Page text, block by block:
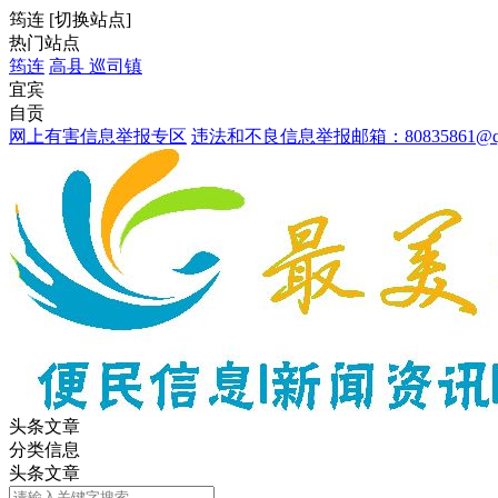
筠连 [切换站点]
热门站点
筠连 高县 巡司镇
宜宾
自贡
网上有害信息举报专区 违法和不良信息举报邮箱：
头条文章
分类信息
头条文章